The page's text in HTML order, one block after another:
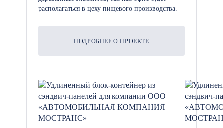
располагаться в цеху пищевого производства.
ПОДРОБНЕЕ О ПРОЕКТЕ